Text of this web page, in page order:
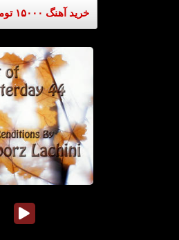
خرید آهنگ ۱۵۰۰۰ تومان